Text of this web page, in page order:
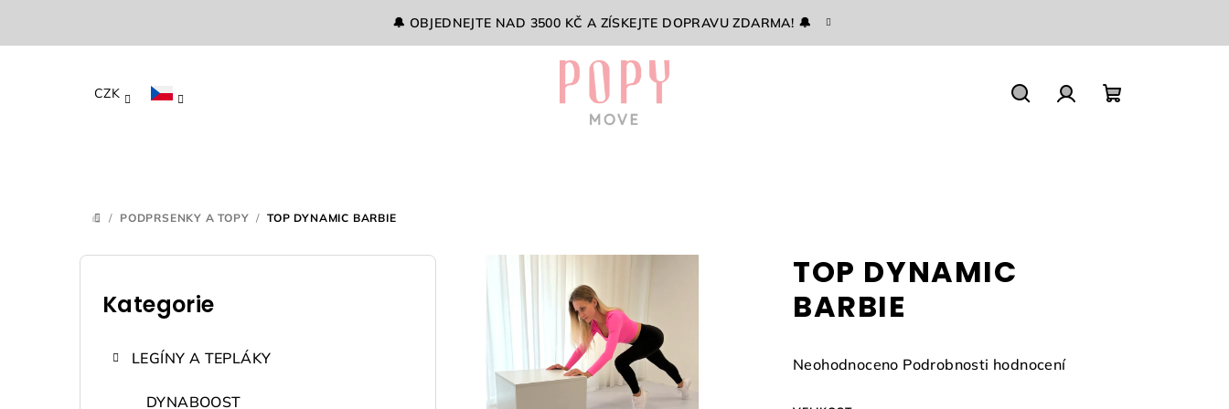
🔔 OBJEDNEJTE NAD 3500 KČ A ZÍSKEJTE DOPRAVU ZDARMA! 🔔
CZK
DOMŮ
/ PODPRSENKY A TOPY / TOP DYNAMIC BARBIE
P
Přeskočit
kategorie
Kategorie
LEGÍNY A TEPLÁKY
DYNABOOST
TOP DYNAMIC
BARBIE
Průměrné
Neohodnoceno Podrobnosti hodnocení